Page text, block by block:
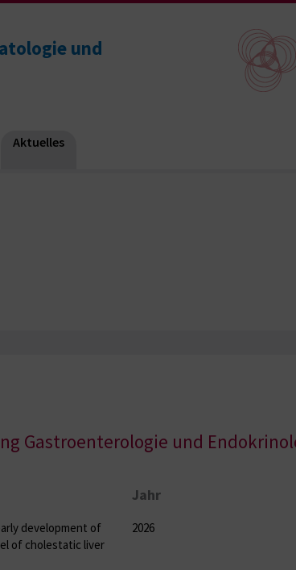
und
Aktuelles
Gastroenterologie und
Jahr
development of
of cholestatic liver
2026